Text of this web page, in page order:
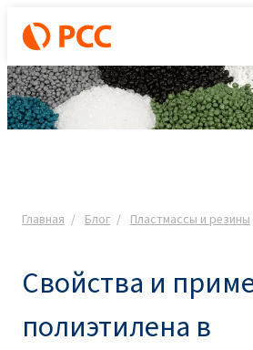
Главная Блог Пластмассы и резины
Свойства и
полиэтилена в